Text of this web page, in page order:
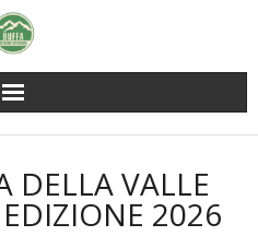
DELLA VALLE
2026